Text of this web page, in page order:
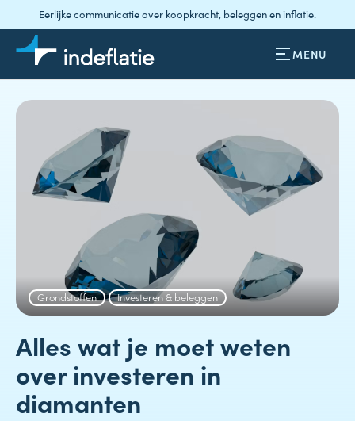
Eerlijke communicatie over koopkracht, beleggen en inflatie.
MENU
Alles wat je moet weten
over investeren in
diamanten
Grondstoffen Investeren & beleggen